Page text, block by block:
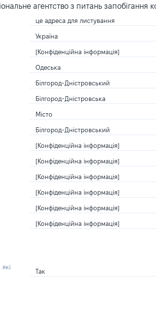
агентство з питань запобігання
це адреса для листування
Україна
[Конфіденційна інформація]
Одеська
Білгород-Дністровський
Білгород-Дністровська
Місто
Білгород-Дністровський
[Конфіденційна інформація]
[Конфіденційна інформація]
[Конфіденційна інформація]
[Конфіденційна інформація]
[Конфіденційна інформація]
[Конфіденційна інформація]
Так